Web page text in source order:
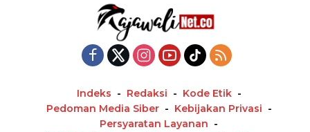
Indeks Redaksi
Kode Etik
Pedoman Media Siber
Kebijakan Privasi
Persyaratan Layanan